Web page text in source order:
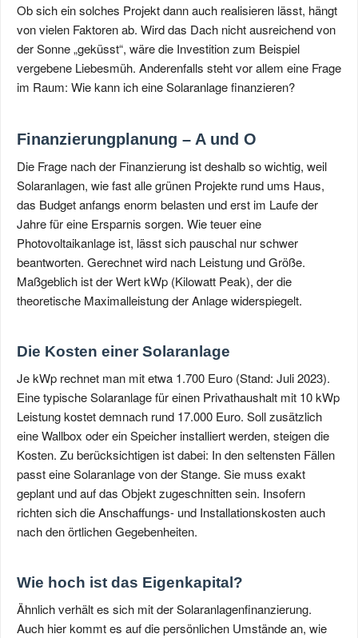
Ob sich ein solches Projekt dann auch realisieren lässt, hängt
von vielen Faktoren ab. Wird das Dach nicht ausreichend von
der Sonne „geküsst“, wäre die Investition zum Beispiel
vergebene Liebesmüh. Anderenfalls steht vor allem eine Frage
im Raum: Wie kann ich eine Solaranlage finanzieren?
Finanzierungplanung – A und O
Die Frage nach der Finanzierung ist deshalb so wichtig, weil
Solaranlagen, wie fast alle grünen Projekte rund ums Haus,
das Budget anfangs enorm belasten und erst im Laufe der
Jahre für eine Ersparnis sorgen. Wie teuer eine
Photovoltaikanlage ist, lässt sich pauschal nur schwer
beantworten. Gerechnet wird nach Leistung und Größe.
Maßgeblich ist der Wert kWp (Kilowatt Peak), der die
theoretische Maximalleistung der Anlage widerspiegelt.
Die Kosten einer Solaranlage
Je kWp rechnet man mit etwa 1.700 Euro (Stand: Juli 2023).
Eine typische Solaranlage für einen Privathaushalt mit 10 kWp
Leistung kostet demnach rund 17.000 Euro. Soll zusätzlich
eine Wallbox oder ein Speicher installiert werden, steigen die
Kosten. Zu berücksichtigen ist dabei: In den seltensten Fällen
passt eine Solaranlage von der Stange. Sie muss exakt
geplant und auf das Objekt zugeschnitten sein. Insofern
richten sich die Anschaffungs- und Installationskosten auch
nach den örtlichen Gegebenheiten.
Wie hoch ist das Eigenkapital?
Ähnlich verhält es sich mit der Solaranlagenfinanzierung.
Auch hier kommt es auf die persönlichen Umstände an, wie